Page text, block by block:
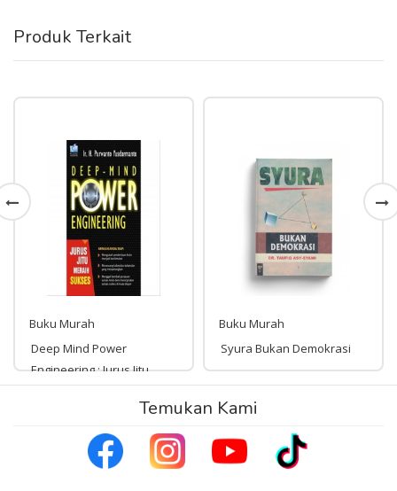
Produk Terkait
Buku Murah
Deep Mind Power
Engineering : Jurus Jitu
Meraih Sukses
89,000
Buku Murah
Syura Bukan Demokrasi
Rp 290,000
Temukan Kami